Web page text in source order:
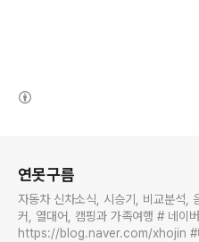
연못구름
자동차 신차소식, 시승기, 비교분석,
커, 열대어, 캠핑과 가족여행 # 네이버 블로그
https://blog.naver.com/xhojin #티스토리 블로그